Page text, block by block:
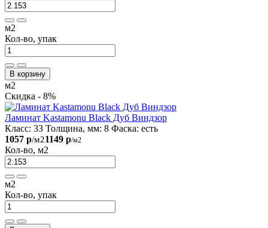
м2
Кол-во, упак
В корзину
м2
Скидка - 8%
Ламинат Kastamonu Black Дуб Виндзор
Класс: 33 Толщина, мм: 8 Фаска: есть
1057 р/м21149 р/м2
Кол-во, м2
м2
Кол-во, упак